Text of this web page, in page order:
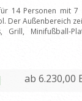
14 Personen mit
Der Außenbereich
Minifußball-
ab 6.230,00